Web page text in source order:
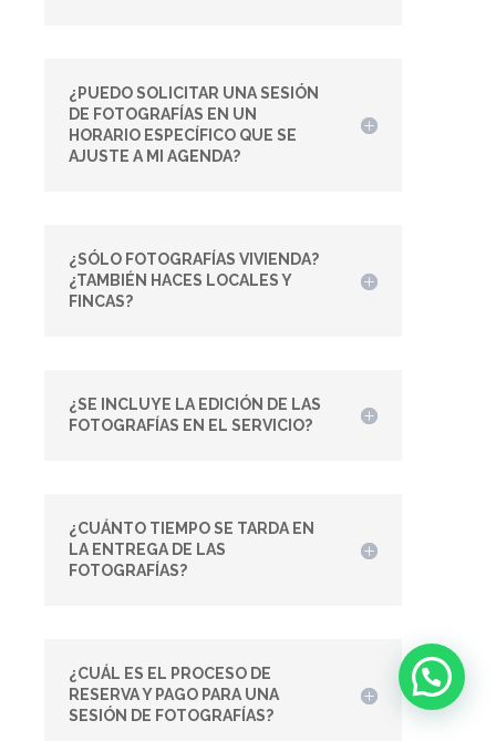
¿PUEDO SOLICITAR UNA SESIÓN
DE FOTOGRAFÍAS EN UN
HORARIO ESPECÍFICO QUE SE
AJUSTE A MI AGENDA?
¿SÓLO FOTOGRAFÍAS VIVIENDA?
¿TAMBIÉN HACES LOCALES Y
FINCAS?
¿SE INCLUYE LA EDICIÓN DE LAS
FOTOGRAFÍAS EN EL SERVICIO?
¿CUÁNTO TIEMPO SE TARDA EN
LA ENTREGA DE LAS
FOTOGRAFÍAS?
¿CUÁL ES EL PROCESO DE
RESERVA Y PAGO PARA UNA
SESIÓN DE FOTOGRAFÍAS?